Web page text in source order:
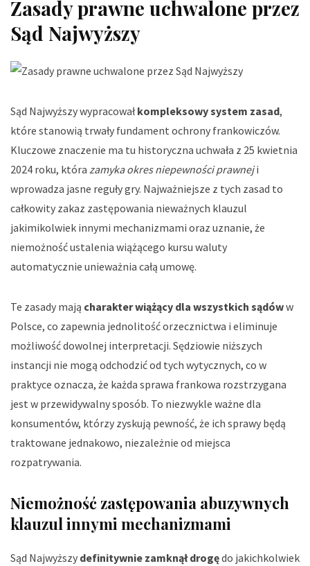
Zasady prawne uchwalone przez
Sąd Najwyższy
Sąd Najwyższy wypracowałkompleksowy system zasad,
które stanowią trwały fundament ochrony frankowiczów.
Kluczowe znaczenie ma tu historyczna uchwała z 25 kwietnia
2024 roku, która zamyka okres niepewności prawneji
wprowadza jasne reguły gry. Najważniejsze z tych zasad to
całkowity zakaz zastępowania nieważnych klauzul
jakimikolwiek innymi mechanizmami oraz uznanie, że
niemożność ustalenia wiążącego kursu waluty
automatycznie unieważnia całą umowę.
Te zasady mają charakter wiążący dla wszystkich sądóww
Polsce, co zapewnia jednolitość orzecznictwa i eliminuje
możliwość dowolnej interpretacji. Sędziowie niższych
instancji nie mogą odchodzić od tych wytycznych, co w
praktyce oznacza, że każda sprawa frankowa rozstrzygana
jest w przewidywalny sposób. To niezwykle ważne dla
konsumentów, którzy zyskują pewność, że ich sprawy będą
traktowane jednakowo, niezależnie od miejsca
rozpatrywania.
Niemożność zastępowania abuzywnych
klauzul innymi mechanizmami
Sąd Najwyższy definitywnie zamknął drogędo jakichkolwiek